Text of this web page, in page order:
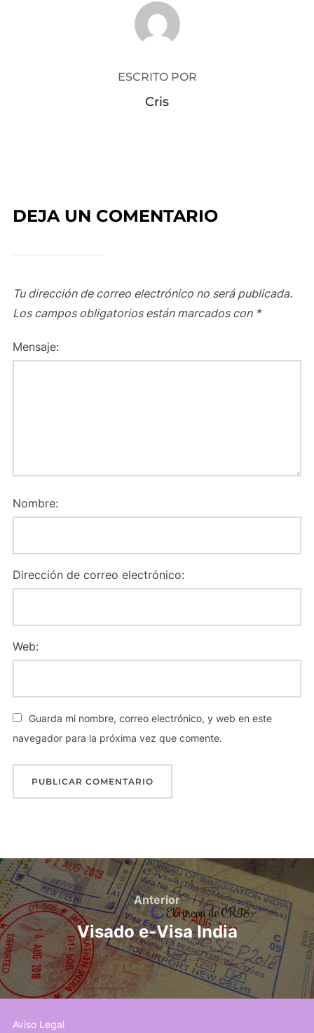
AUTOR DE LA PUBLICACIÓN
ESCRITO POR
Cris
DEJA UN COMENTARIO
Tu dirección de correo electrónico no será publicada.
Los campos obligatorios están marcados con *
Mensaje:
Nombre:
Dirección de correo electrónico:
Web:
Guarda mi nombre, correo electrónico, y web en este
navegador para la próxima vez que comente.
t
e
r
n
a
v
e
Navegación
de
entradas
Anterior
Anterior
Visado e-Visa India
Aviso Legal